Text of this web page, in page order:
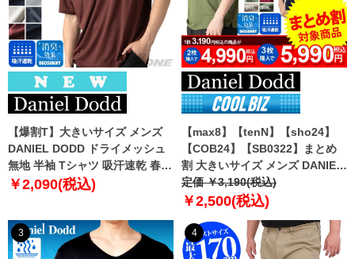
【爆割T】大きいサイズ メンズ
DANIEL DODD ドライメッシュ
無地 半袖 Tシャツ 吸汗速乾 春夏
新作 tjt-2602dry5 【fre】
￥2,090(税込)
【max8】【tenN】【sho24】
【COB24】【SB0322】まとめ
割 大きいサイズ メンズ DANIEL
DODD 吸汗速乾 半袖 無地 スポ
ーツ ポロシャツ azpr-009008h
定価 ￥3,190(税込)
￥2,500(税込)
3 4